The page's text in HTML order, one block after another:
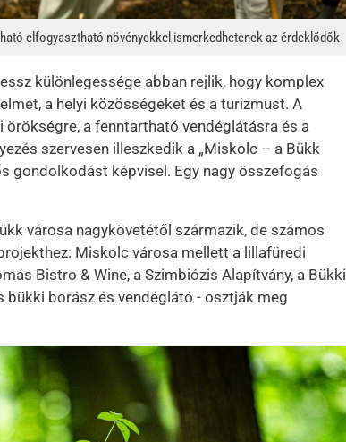
elfogyasztható növényekkel ismerkedhetenek az érdeklődők
különlegessége abban rejlik, hogy komplex
a helyi közösségeket és a turizmust. A
a fenntartható vendéglátásra és a
szervesen illeszkedik a „Miskolc – a Bükk
gondolkodást képvisel. Egy nagy összefogás
városa nagykövetétől származik, de számos
Miskolc városa mellett a lillafüredi
Bistro & Wine, a Szimbiózis Alapítvány, a Bükki
borász és vendéglátó - osztják meg